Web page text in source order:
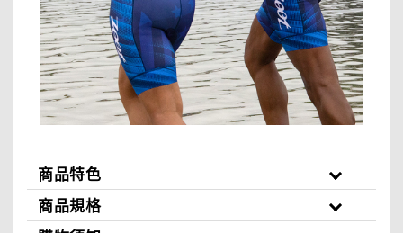
商品特色
商品規格